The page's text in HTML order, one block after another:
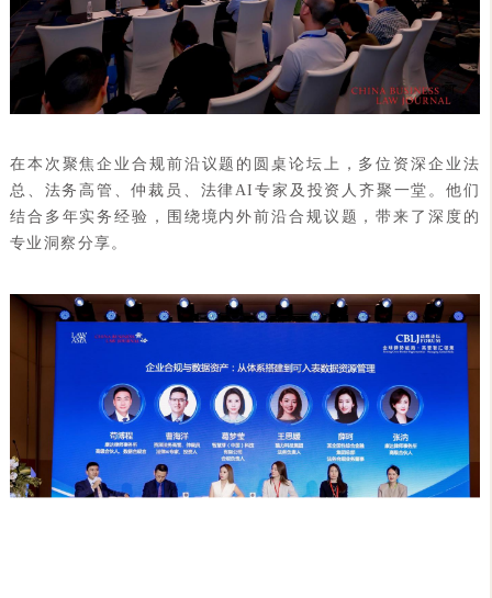
在本次聚焦企业合规前沿议题的圆桌论坛上，多位资深企业法
总、法务高管、仲裁员、法律AI专家及投资人齐聚一堂。他们
结合多年实务经验，围绕境内外前沿合规议题，带来了深度的
专业洞察分享。